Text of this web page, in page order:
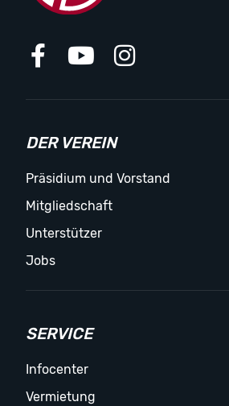
DER VEREIN
Präsidium und Vorstand
Mitgliedschaft
Unterstützer
Jobs
SERVICE
Infocenter
Vermietung